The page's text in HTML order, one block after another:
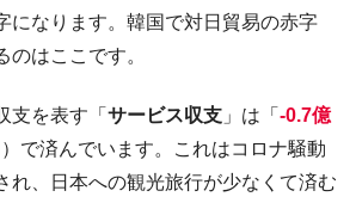
白毛馬」とは？
イダーの意外すぎるモチーフとは？
で大崩壊、鳴かず飛ばずに終わりそう
になります。韓国で対日貿易の赤字
はここです。
支を表す「 サービス収支 」は「 -0.7億
で済んでいます。これはコロナ騒動
れ、日本への観光旅行が少なくて済む